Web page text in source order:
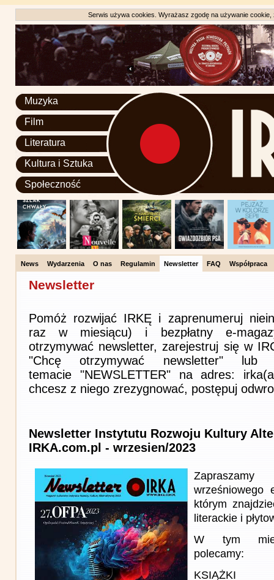
Serwis używa cookies. Wyrażasz zgodę na używanie
Muzyka
Film
Literatura
Kultura i Sztuka
Społeczność
News Wydarzenia O nas Regulamin Newsletter FAQ Współpraca
Newsletter
Pomóż rozwijać IRKĘ i zaprenumeruj
raz w miesiącu) i bezpłatny e-
otrzymywać newsletter, zarejestruj się w
"Chcę otrzymywać newsletter"
temacie "NEWSLETTER" na adres:
chcesz z niego zrezygnować, postępuj
Newsletter Instytutu Rozwoju Kultury
IRKA.com.pl - wrzesien/2023
wrześniowego
którym
literackie i
W tym
polecamy:
KSIĄŻKI